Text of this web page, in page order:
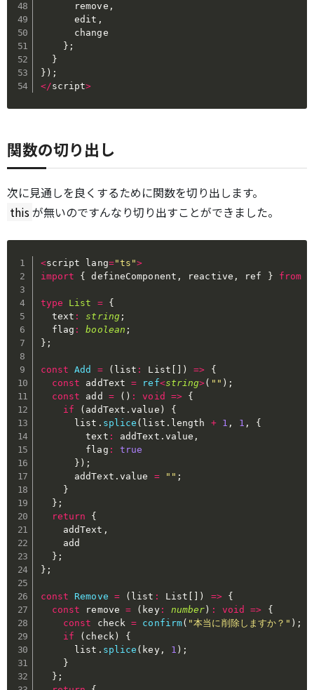
      remove
,
      edit
,
      change
} ;
}
} ) ;
</script>
関数の切り出し
次に見通しを良くするために関数を切り出します。
thisが無いのですんなり切り出すことができました。
<script lang="ts">
import
{ defineComponent , reactive , ref } from
type List =
{
  text
: string;
  flag
: boolean ;
} ;
const Add = ( list : List [ ] ) =>
{
const addText = ref<string>( "" ) ;
const add = ( ) : void => {
if
( addText .value )
{
      list
. splice ( list . length + 1 , 1 ,
{
        text
: addText . value ,
        flag
:
true
} ) ;
      addText
. value = "" ;
}
} ;
return
{
    addText
,
    add
} ;
} ;
const Remove = ( list : List [ ] ) =>
{
const remove = ( key: number) : void =>
{
const check = confirm( "本当に削除しますか？" ) ;
if
( check )
{
      list
. splice ( key, 1 ) ;
}
} ;